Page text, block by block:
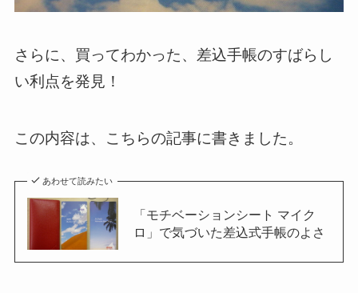
さらに、買ってわかった、差込手帳のすばらし
い利点を発見！
この内容は、こちらの記事に書きました。
あわせて読みたい
「モチベーションシート マイク
ロ」で気づいた差込式手帳のよさ